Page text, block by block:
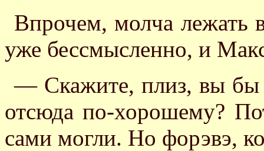
Впрочем, молча лежать
уже бессмысленно, и
— Скажите, плиз, вы бы
отсюда по-хорошему?
сами могли. Но форэвэ,